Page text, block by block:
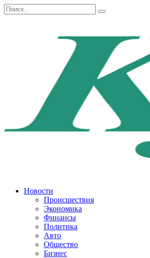
Перейти
к
Search
for:
Новости
Происшествия
Экономика
Финансы
Политика
Авто
Общество
Бизнес